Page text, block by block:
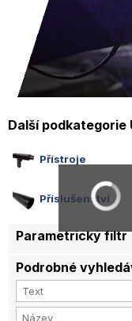
Další
Přístroje
Příslušenství
Parametrický filtr
Podrobné